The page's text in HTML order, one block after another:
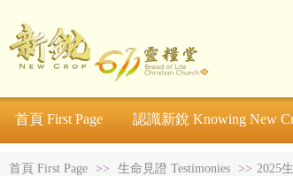
首頁 First Page 認識新銳 Knowing New
首頁 First Page >> 生命見證 Testimonies >> 2025